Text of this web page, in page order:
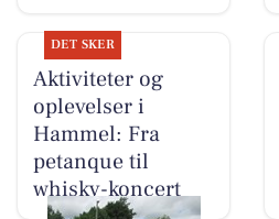
DET SKER
Aktiviteter og
oplevelser i
Hammel: Fra
petanque til
whisky-koncert